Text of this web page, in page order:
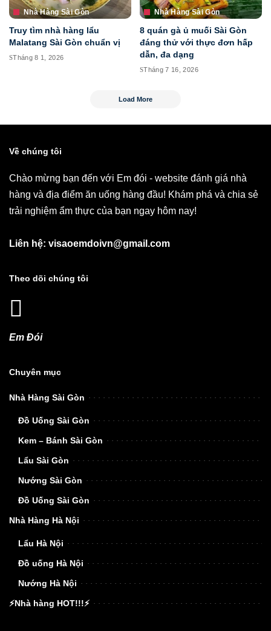
Nhà Hàng Sài Gòn
Truy tìm nhà hàng lẩu
Malatang Sài Gòn chuẩn vị
Tháng 8 1, 2026
Nhà Hàng Sài Gòn
8 quán gà ủ muối Sài Gòn
đáng thử với thực đơn hấp
dẫn, đa dạng
Tháng 7 16, 2026
Load More
Về chúng tôi
Chào mừng bạn đến với Em đói - website đánh giá nhà
hàng và địa điểm ăn uống hàng đầu! Khám phá và chia sẻ
trải nghiệm ẩm thực của bạn ngay hôm nay!
Liên hệ: visaoemdoivn@gmail.com
Theo dõi chúng tôi
Em Đói
Chuyên mục
Nhà Hàng Sài Gòn
Đồ Uống Sài Gòn
Kem – Bánh Sài Gòn
Lẩu Sài Gòn
Nướng Sài Gòn
Đồ Uống Sài Gòn
Nhà Hàng Hà Nội
Lẩu Hà Nội
Đồ uống Hà Nội
Nướng Hà Nội
⚡Nhà hàng HOT!!!⚡